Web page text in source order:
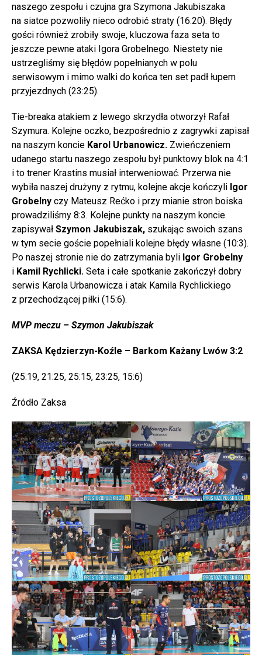
naszego zespołu i czujna gra Szymona Jakubiszaka
na siatce pozwoliły nieco odrobić straty (16:20). Błędy
gości również zrobiły swoje, kluczowa faza seta to
jeszcze pewne ataki Igora Grobelnego. Niestety nie
ustrzegliśmy się błędów popełnianych w polu
serwisowym i mimo walki do końca ten set padł łupem
przyjezdnych (23:25).
Tie-breaka atakiem z lewego skrzydła otworzył Rafał
Szymura. Kolejne oczko, bezpośrednio z zagrywki zapisał
na naszym koncie Karol Urbanowicz. Zwieńczeniem
udanego startu naszego zespołu był punktowy blok na 4:1
i to trener Krastins musiał interweniować. Przerwa nie
wybiła naszej drużyny z rytmu, kolejne akcje kończyli Igor
Grobelny czy Mateusz Rećko i przy mianie stron boiska
prowadziliśmy 8:3. Kolejne punkty na naszym koncie
zapisywał Szymon Jakubiszak, szukając swoich szans
w tym secie goście popełniali kolejne błędy własne (10:3).
Po naszej stronie nie do zatrzymania byli Igor Grobelny
i Kamil Rychlicki. Seta i całe spotkanie zakończył dobry
serwis Karola Urbanowicza i atak Kamila Rychlickiego
z przechodzącej piłki (15:6).
MVP meczu – Szymon Jakubiszak
ZAKSA Kędzierzyn-Koźle – Barkom Każany Lwów 3:2
(25:19, 21:25, 25:15, 23:25, 15:6)
Źródło Zaksa